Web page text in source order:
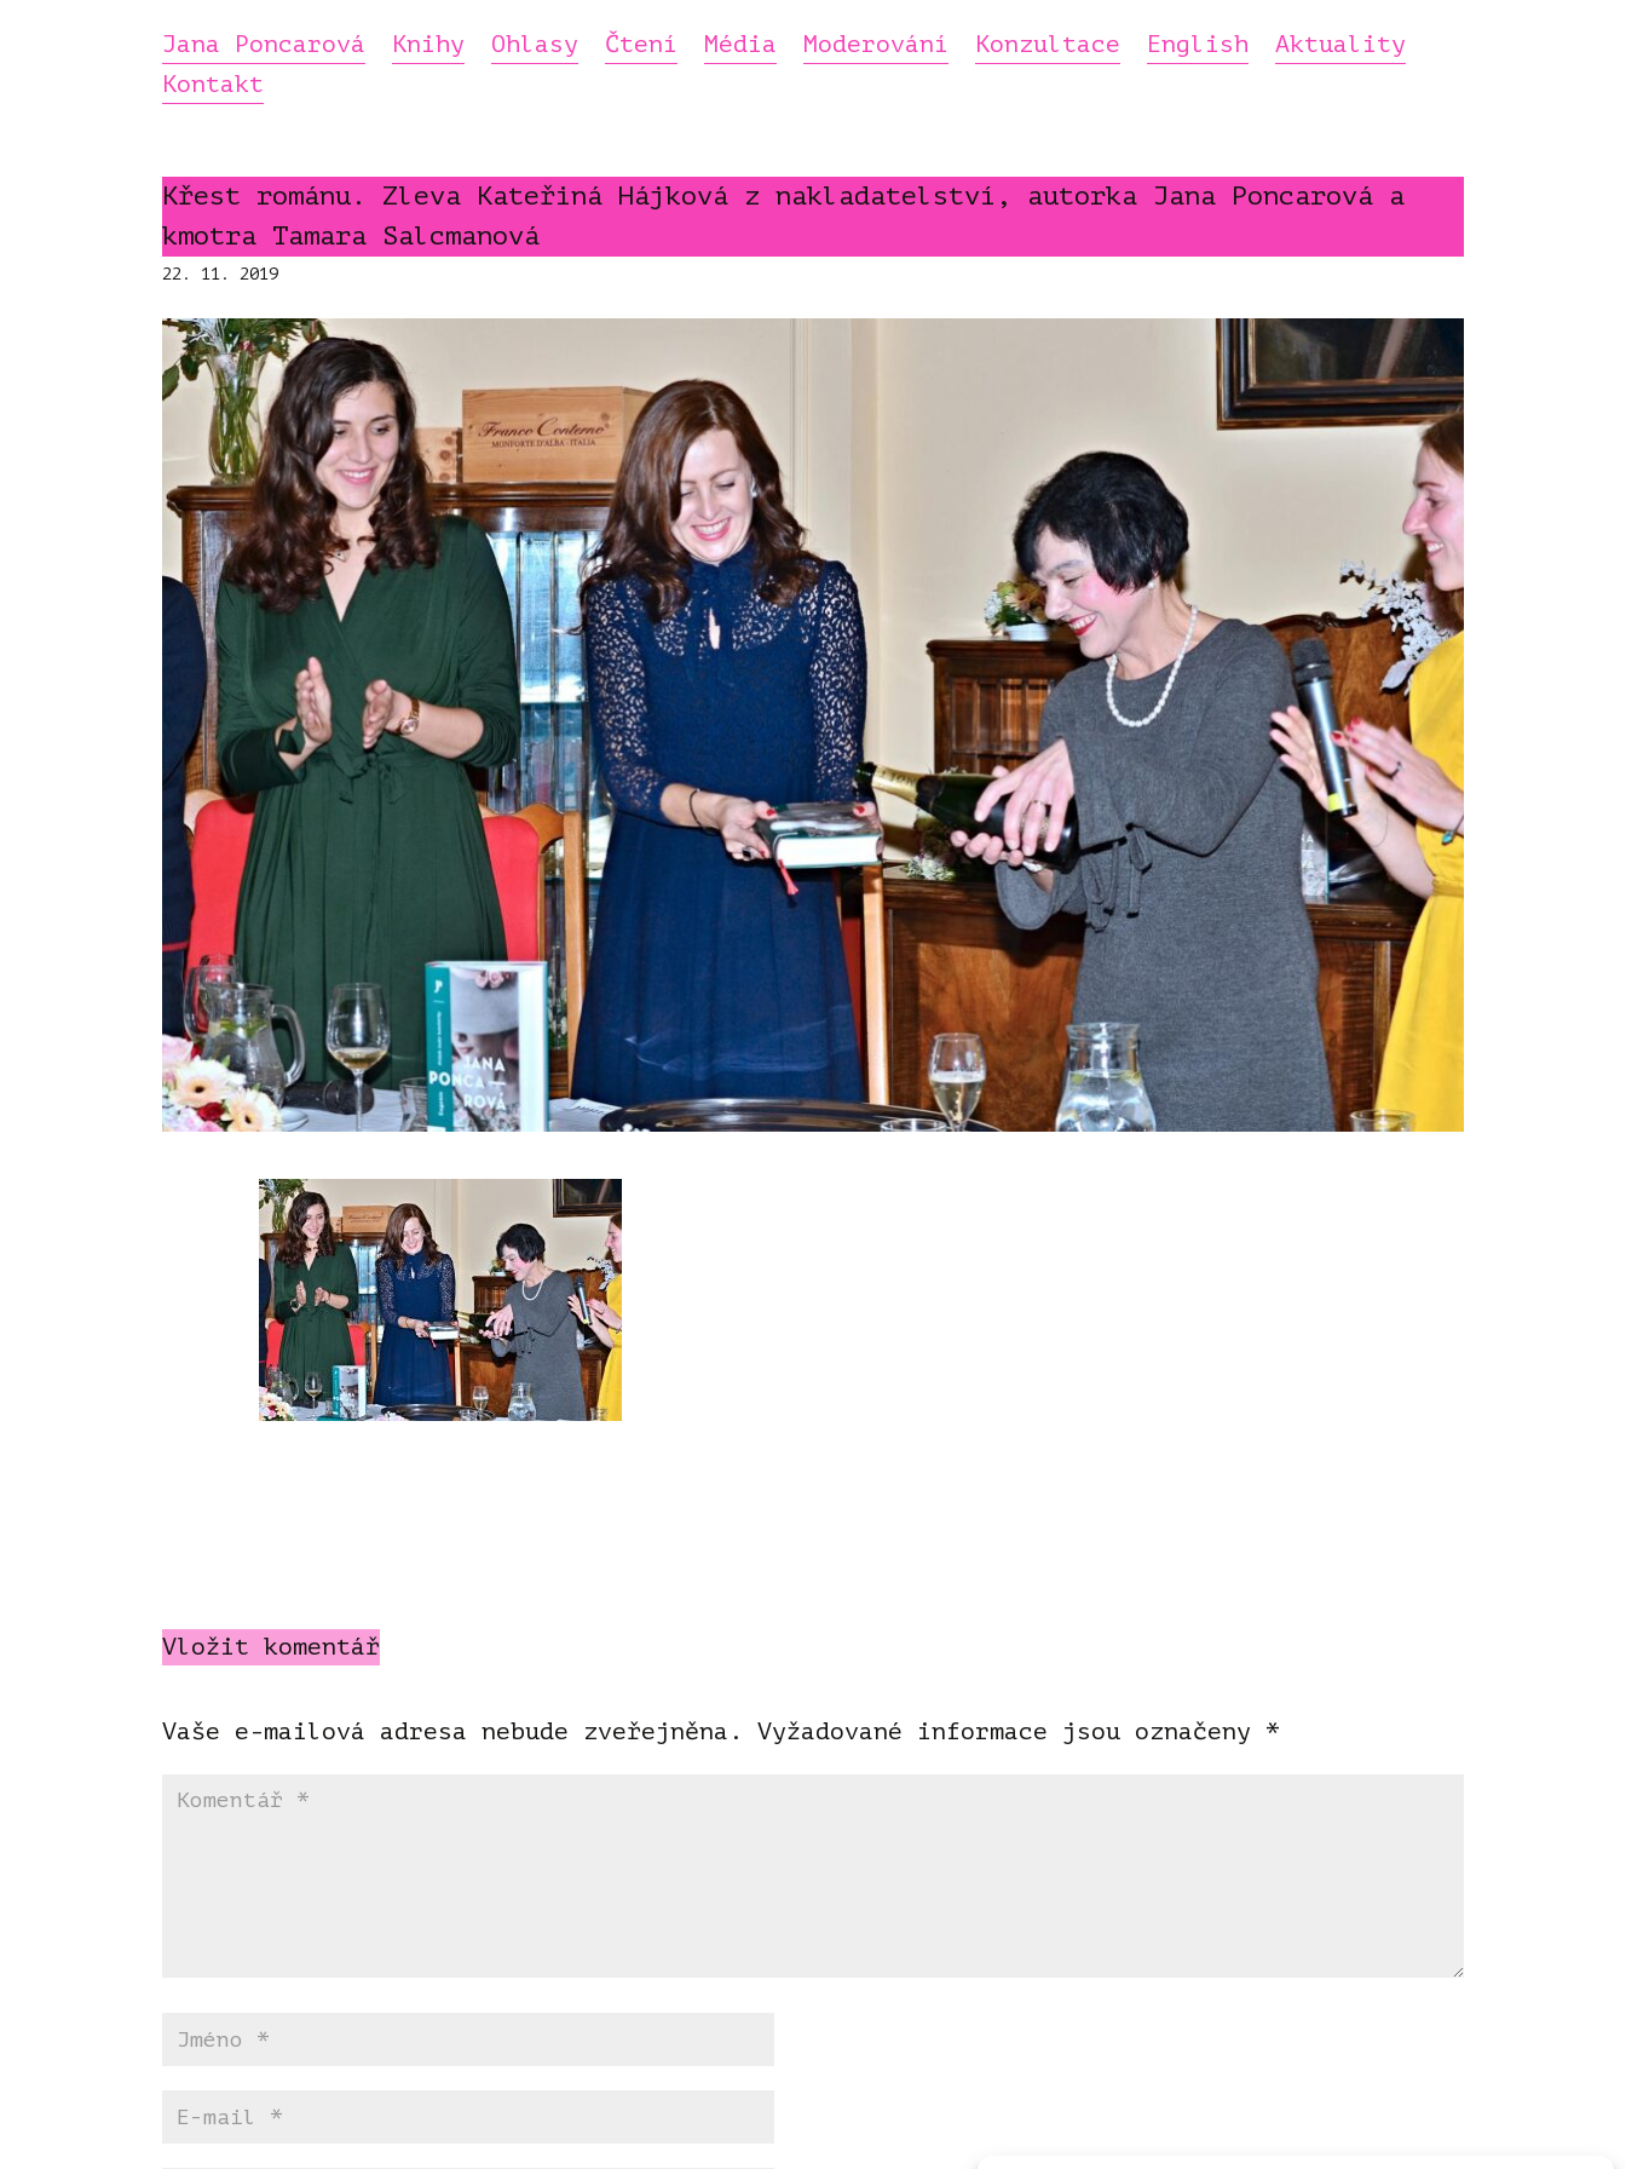
Jana Poncarová Knihy Ohlasy Čtení Média Moderování Konzultace English
Aktuality
Kontakt
Křest románu. Zleva Kateřiná Hájková z nakladatelství, autorka Jana Poncarová a
kmotra Tamara Salcmanová
22. 11. 2019
Vložit komentář
Vaše e-mailová adresa nebude zveřejněna. Vyžadované informace jsou označeny *